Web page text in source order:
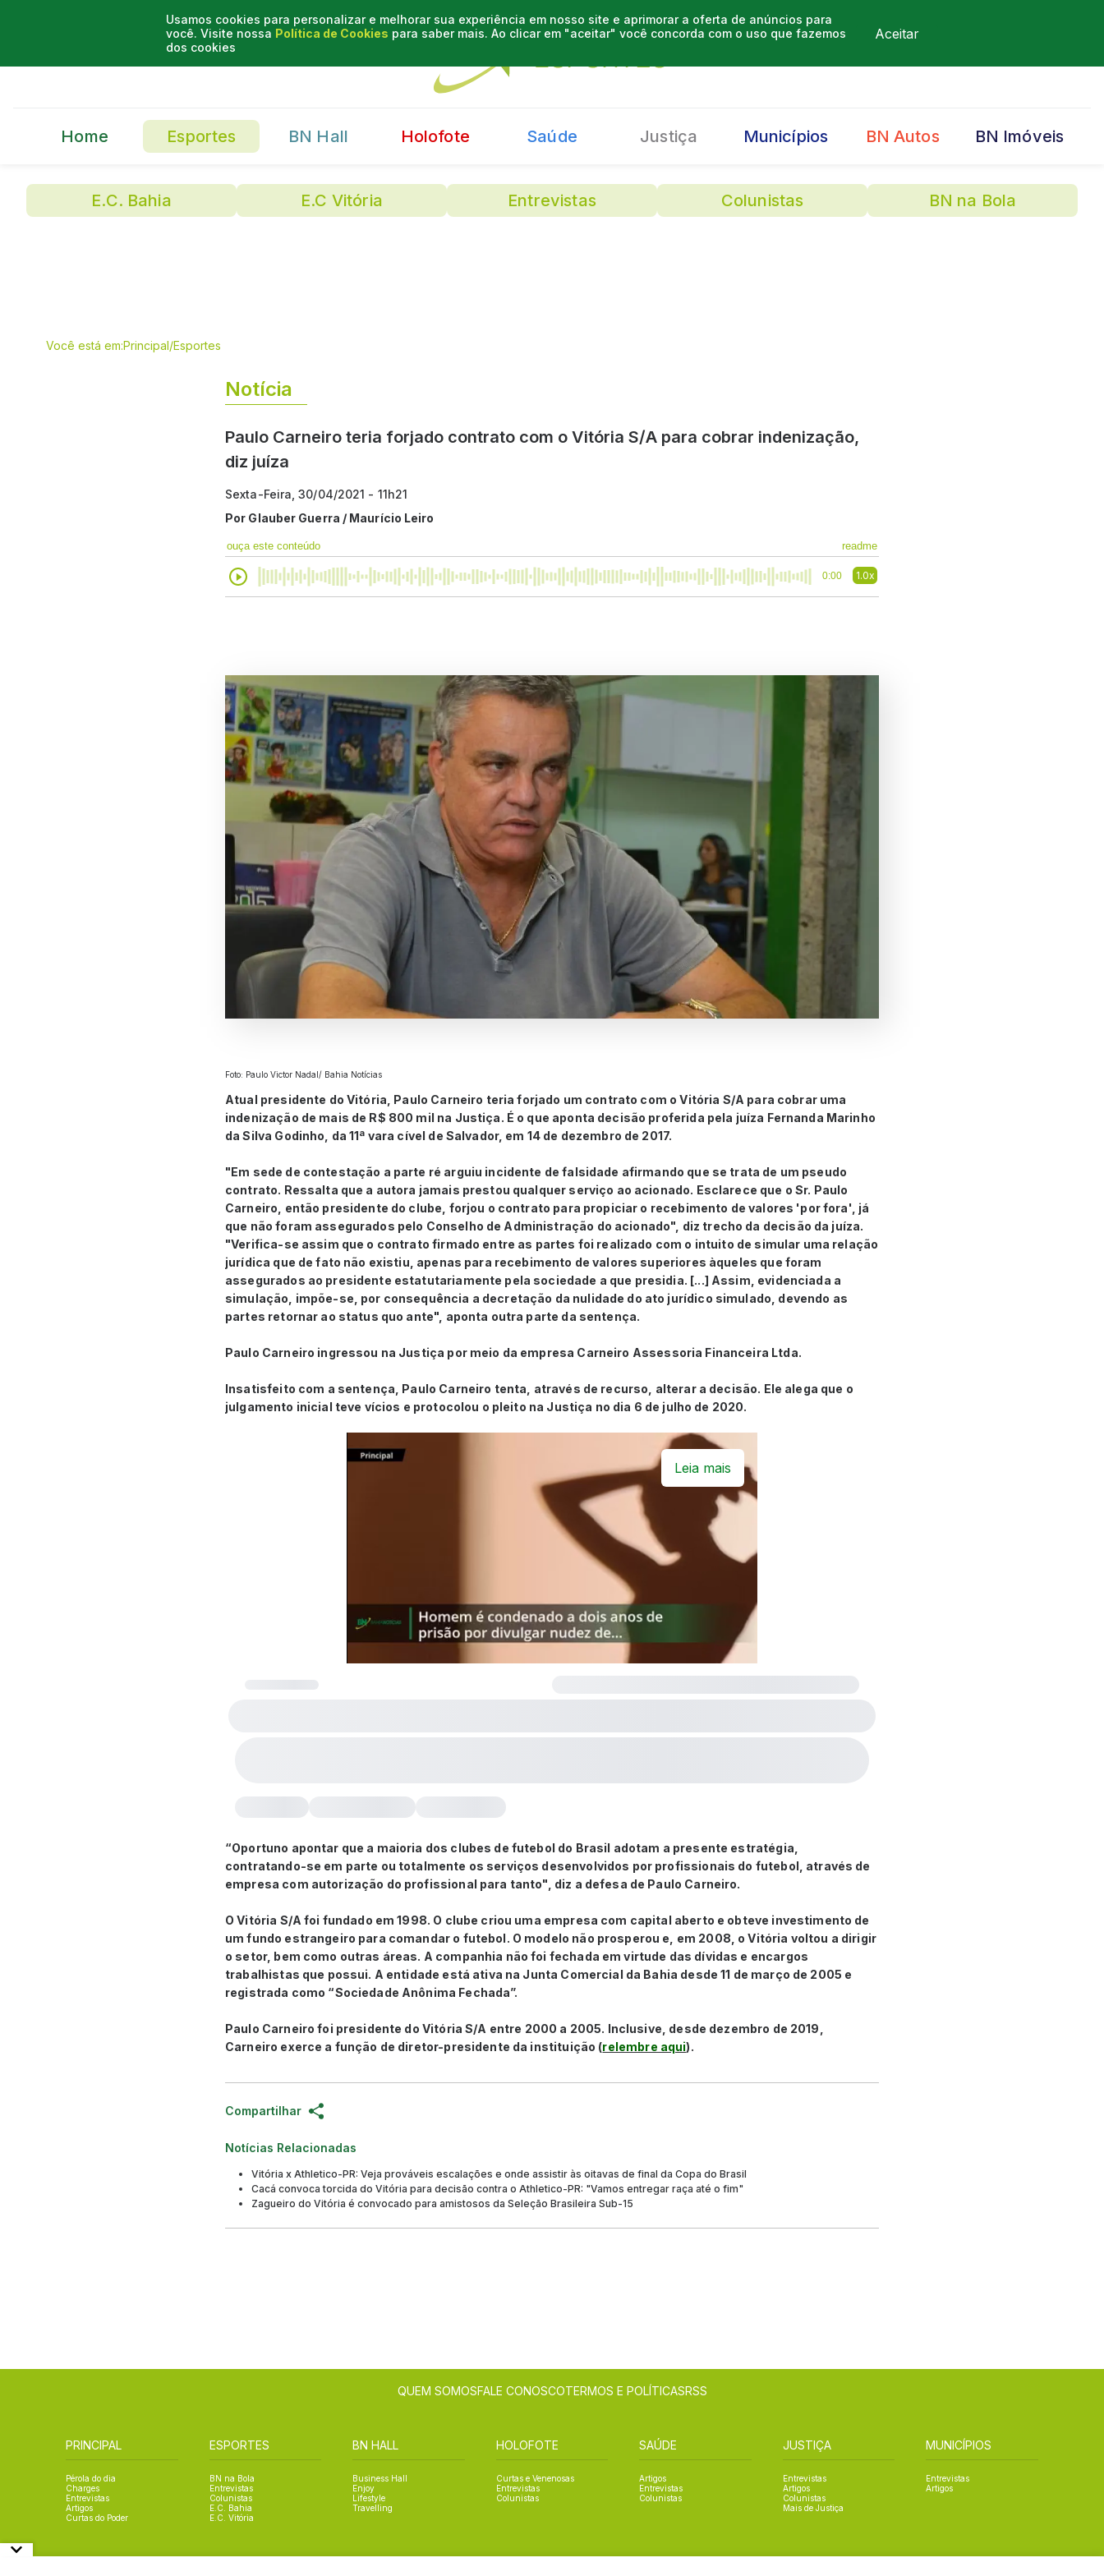
Usamos cookies para personalizar e melhorar sua experiência em nosso site e aprimorar a oferta de anúncios para
você. Visite nossa Política de Cookies para saber mais. Ao clicar em "aceitar" você concorda com o uso que fazemos
dos cookies
Aceitar
Home Esportes BN Hall Holofote Saúde Justiça Municípios BN Autos BN Imóveis
E.C. Bahia E.C Vitória Entrevistas Colunistas BN na Bola
Você está em:Principal/Esportes
Notícia
Paulo Carneiro teria forjado contrato com o Vitória S/A para cobrar indenização,
diz juíza
Sexta-Feira, 30/04/2021 - 11h21
Por Glauber Guerra / Maurício Leiro
ouça este conteúdo readme
0:00 1.0x
Foto: Paulo Victor Nadal/ Bahia Notícias
Atual presidente do Vitória, Paulo Carneiro teria forjado um contrato com o Vitória S/A para cobrar uma
indenização de mais de R$ 800 mil na Justiça. É o que aponta decisão proferida pela juíza Fernanda Marinho
da Silva Godinho, da 11ª vara cível de Salvador, em 14 de dezembro de 2017.
"Em sede de contestação a parte ré arguiu incidente de falsidade afirmando que se trata de um pseudo
contrato. Ressalta que a autora jamais prestou qualquer serviço ao acionado. Esclarece que o Sr. Paulo
Carneiro, então presidente do clube, forjou o contrato para propiciar o recebimento de valores 'por fora', já
que não foram assegurados pelo Conselho de Administração do acionado", diz trecho da decisão da juíza.
"Verifica-se assim que o contrato firmado entre as partes foi realizado com o intuito de simular uma relação
jurídica que de fato não existiu, apenas para recebimento de valores superiores àqueles que foram
assegurados ao presidente estatutariamente pela sociedade a que presidia. [...] Assim, evidenciada a
simulação, impõe-se, por consequência a decretação da nulidade do ato jurídico simulado, devendo as
partes retornar ao status quo ante", aponta outra parte da sentença.
Paulo Carneiro ingressou na Justiça por meio da empresa Carneiro Assessoria Financeira Ltda.
Insatisfeito com a sentença, Paulo Carneiro tenta, através de recurso, alterar a decisão. Ele alega que o
julgamento inicial teve vícios e protocolou o pleito na Justiça no dia 6 de julho de 2020.
Leia mais
“Oportuno apontar que a maioria dos clubes de futebol do Brasil adotam a presente estratégia,
contratando-se em parte ou totalmente os serviços desenvolvidos por profissionais do futebol, através de
empresa com autorização do profissional para tanto", diz a defesa de Paulo Carneiro.
O Vitória S/A foi fundado em 1998. O clube criou uma empresa com capital aberto e obteve investimento de
um fundo estrangeiro para comandar o futebol. O modelo não prosperou e, em 2008, o Vitória voltou a dirigir
o setor, bem como outras áreas. A companhia não foi fechada em virtude das dívidas e encargos
trabalhistas que possui. A entidade está ativa na Junta Comercial da Bahia desde 11 de março de 2005 e
registrada como “Sociedade Anônima Fechada”.
Paulo Carneiro foi presidente do Vitória S/A entre 2000 a 2005. Inclusive, desde dezembro de 2019,
Carneiro exerce a função de diretor-presidente da instituição (relembre aqui).
Compartilhar
Notícias Relacionadas
Vitória x Athletico-PR: Veja prováveis escalações e onde assistir às oitavas de final da Copa do Brasil
Cacá convoca torcida do Vitória para decisão contra o Athletico-PR: "Vamos entregar raça até o fim"
Zagueiro do Vitória é convocado para amistosos da Seleção Brasileira Sub-15
QUEM SOMOSFALE CONOSCOTERMOS E POLÍTICASRSS
PRINCIPAL
Pérola do dia
Charges
Entrevistas
Artigos
Curtas do Poder
ESPORTES
BN na Bola
Entrevistas
Colunistas
E.C. Bahia
E.C. Vitória
BN HALL
Business Hall
Enjoy
Lifestyle
Travelling
HOLOFOTE
Curtas e Venenosas
Entrevistas
Colunistas
SAÚDE
Artigos
Entrevistas
Colunistas
JUSTIÇA
Entrevistas
Artigos
Colunistas
Mais de Justiça
MUNICÍPIOS
Entrevistas
Artigos